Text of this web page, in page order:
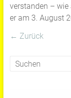
verstanden – wie
er am 3. August
← Zurück